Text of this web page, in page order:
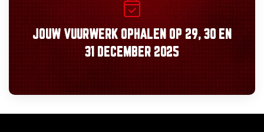
JOUW VUURWERK OPHALEN OP 29, 30 EN
31 DECEMBER 2025